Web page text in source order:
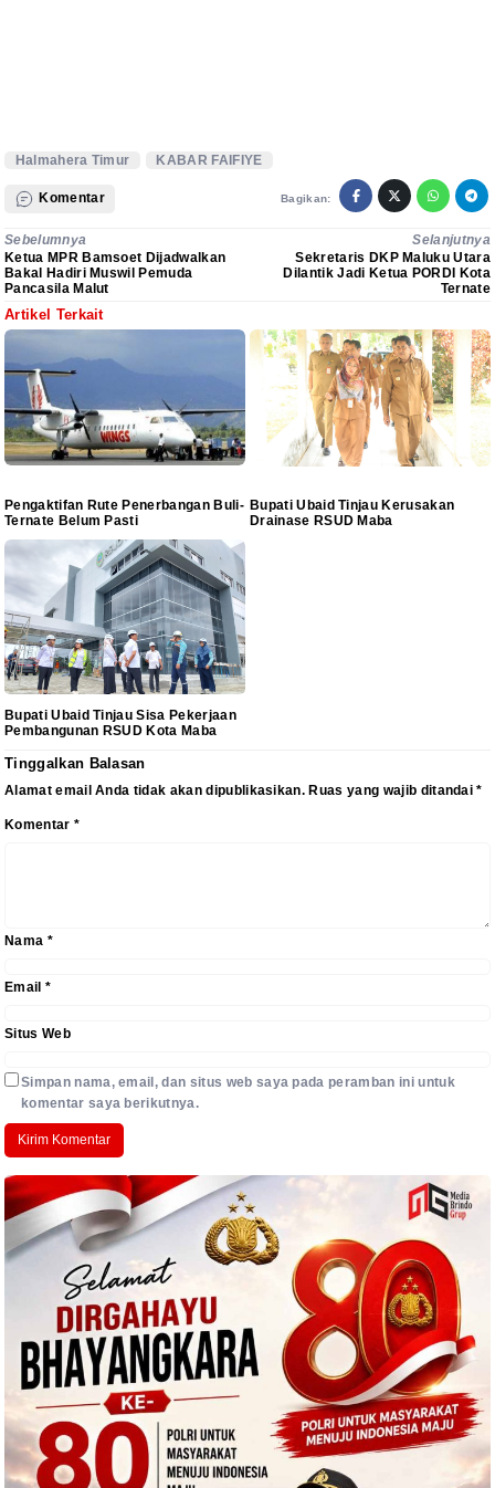
Halmahera Timur KABAR FAIFIYE
Komentar Bagikan:
Sebelumnya
Ketua MPR Bamsoet Dijadwalkan
Bakal Hadiri Muswil Pemuda
Pancasila Malut
Selanjutnya
Sekretaris DKP Maluku Utara
Dilantik Jadi Ketua PORDI Kota
Ternate
Artikel Terkait
Pengaktifan Rute Penerbangan Buli-
Ternate Belum Pasti
Bupati Ubaid Tinjau Kerusakan
Drainase RSUD Maba
Bupati Ubaid Tinjau Sisa Pekerjaan
Pembangunan RSUD Kota Maba
Tinggalkan Balasan
Alamat email Anda tidak akan dipublikasikan. Ruas yang wajib ditandai*
Komentar *
Nama *
Email *
Situs Web
Simpan nama, email, dan situs web saya pada peramban ini untuk
komentar saya berikutnya.